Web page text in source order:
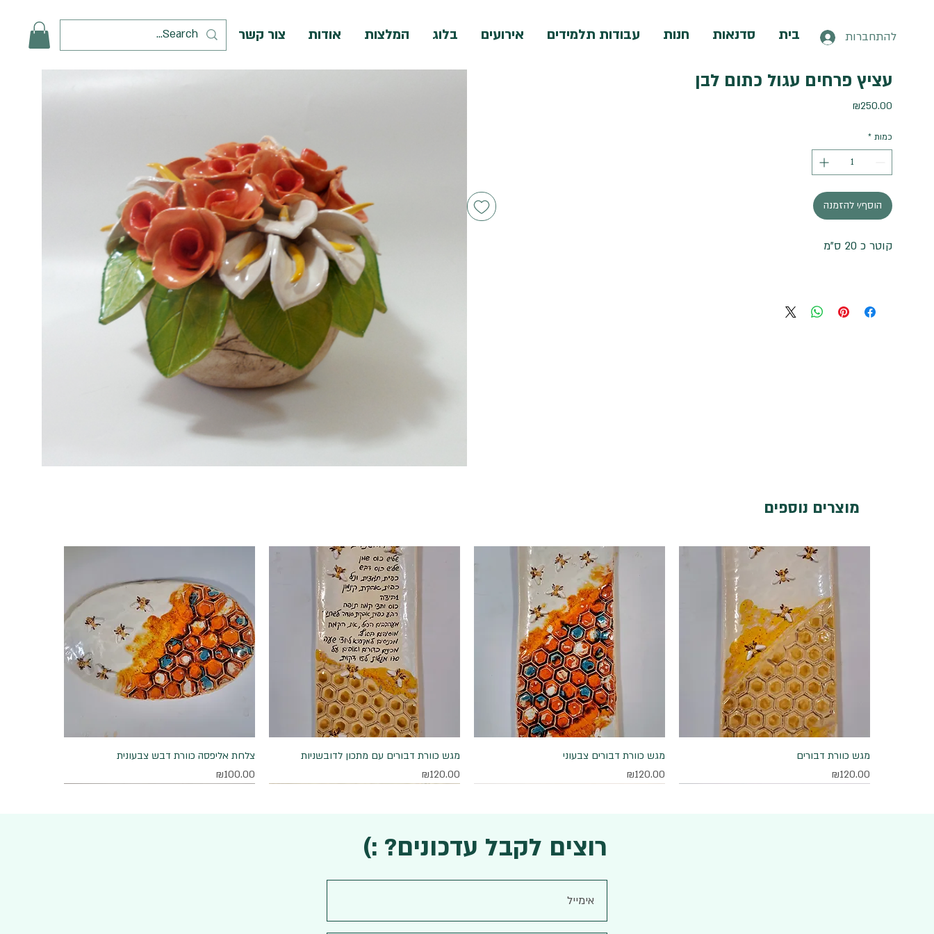
בית סדנאות חנות עבודות תלמידים אירועים בלוג המלצות אודות צור קשר להתחברות
עציץ פרחים עגול כתום לבן
₪250.00
כמות *
הוסף/י להזמנה
קוטר כ 20 ס"מ
מוצרים נוספים
תצוגה מהירהמגש כוורת דבורים
מחיר
₪120.00
תצוגה מהירה
מגש כוורת דבורים צבעוני
מחיר
₪120.00
תצוגה מהירה
מגש כוורת דבורים עם מתכון לדובשניות
מחיר
₪120.00
תצוגה מהירה
צלחת אליפסה כוורת דבש צבעונית
מחיר
₪100.00
רוצים לקבל עדכונים? :)